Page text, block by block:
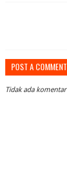
POST A COMMENT
Tidak ada komentar